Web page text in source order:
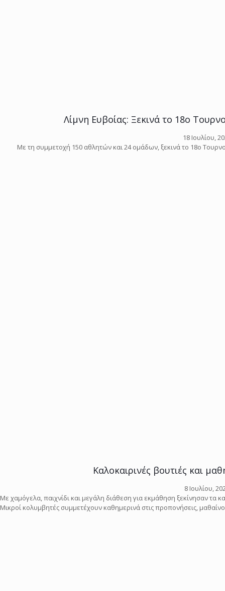
Λίμνη Ευβοίας: Ξεκινά το 18ο
18 Ιουλίου,
Με τη συμμετοχή 150 αθλητών και 24 ομάδων, ξεκινά το 18ο
Καλοκαιρινές βουτιές και
8 Ιουλίου,
Με χαμόγελα, παιχνίδι και μεγάλη διάθεση για εκμάθηση ξεκίνησαν
Μικροί κολυμβητές συμμετέχουν καθημερινά στις προπονήσεις,